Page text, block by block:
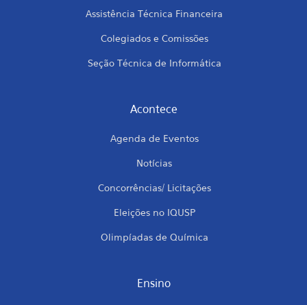
Assistência Técnica Financeira
Colegiados e Comissões
Seção Técnica de Informática
Acontece
Agenda de Eventos
Notícias
Concorrências/ Licitações
Eleições no IQUSP
Olimpíadas de Química
Ensino